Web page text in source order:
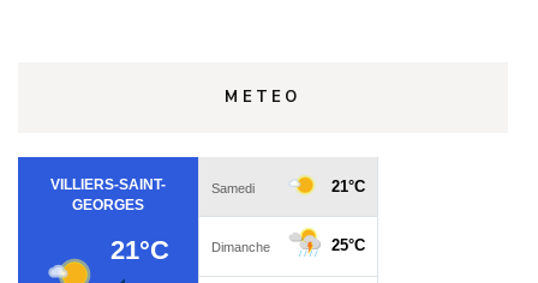
METEO